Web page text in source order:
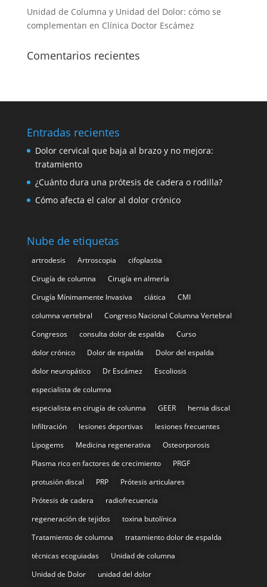
Unidad de Columna y Unidad del Dolor: cómo se
complementan en Clínica Doctor Escámez
Comentarios recientes
Entradas recientes
Dolor cervical que baja al brazo y no mejora:
tratamiento
¿Cuánto dura una prótesis de cadera o rodilla?
Cómo afecta el calor al dolor crónico
Nube de etiquetas
artrodesis Artroscopia
cifoplastia
Cirugía de columna
Cirugía en almería
Cirugía Mínimamente Invasiva
ciática
CMI
columna vertebral
Congreso Nacional Columna Vertebral
Congresos
consulta dolor de espalda
Curso
dolor crónico
Dolor de espalda
Dolor del espalda
dolor neuropático
Dr Escámez
Escoliosis
especialista de columna
especialista en cirugía de colunma
GEER
hernia discal
Infiltración
lesiones deportivas
lesiones frecuentes
Lipogems
Medicina regenerativa
Osteorporosis
Plasma rico en factores de crecimiento
PRGF
protusión discal
PRP
Prótesis articulares
Prótesis de cadera
radiofrecuencia
regeneración de tejidos
toxina butolínica
Tratamiento de columna
tratamiento dolor de espalda
técnicas ecoguiadas
Unidad de columna
Unidad de Dolor
unidad del dolor